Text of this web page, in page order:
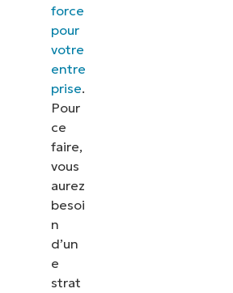
force
pour
votre
entre
prise.
Pour
ce
faire,
vous
aurez
besoi
n
d’un
e
strat